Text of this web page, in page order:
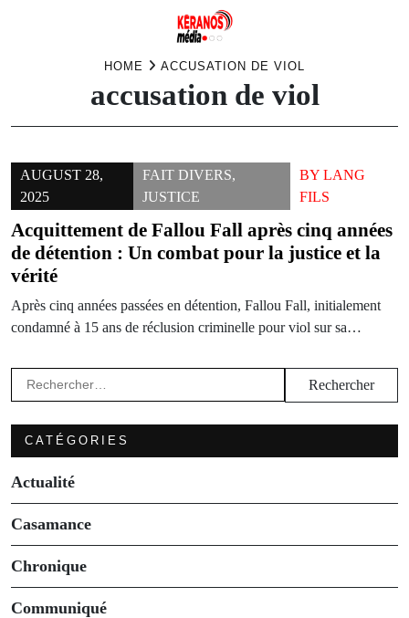
HOME ACCUSATION DE VIOL
accusation de viol
AUGUST 28,
2025
FAIT DIVERS,
JUSTICE
BYLANG
FILS
Acquittement de Fallou Fall après cinq années
de détention : Un combat pour la justice et la
vérité
Après cinq années passées en détention, Fallou Fall, initialement
condamné à 15 ans de réclusion criminelle pour viol sur sa…
Rechercher :
CATÉGORIES
Actualité
Casamance
Chronique
Communiqué